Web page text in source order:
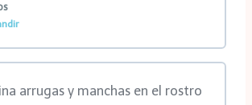
arrugas y manchas en el rostro